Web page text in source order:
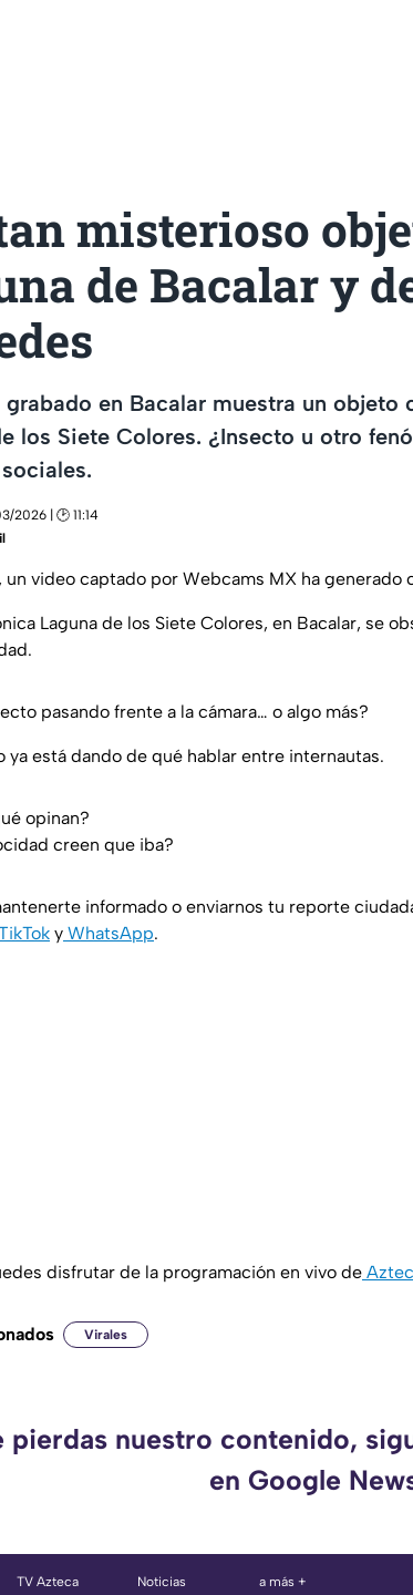
misterioso
de Bacalar y
en Bacalar muestra un objeto
los Siete Colores. ¿Insecto u otro
2026 | 🕑 11:14
un video captado por Webcams MX ha generado
Laguna de los Siete Colores, en Bacalar, se
pasando frente a la cámara… o algo más?
ya está dando de qué hablar entre internautas.
opinan?
creen que iba?
informado o enviarnos tu reporte
y WhatsApp.
disfrutar de la programación en vivo de
Virales
pierdas nuestro contenido,
en Google
TV Azteca Noticias a más +